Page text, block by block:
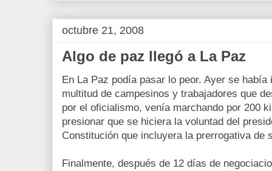
octubre 21, 2008
Algo de paz llegó a La Paz
En La Paz podía pasar lo peor. Ayer se
multitud de campesinos y trabajadores que
por el oficialismo, venía marchando por 200
presionar que se hiciera la voluntad del
Constitución que incluyera la prerrogativa de
Finalmente, después de 12 días de